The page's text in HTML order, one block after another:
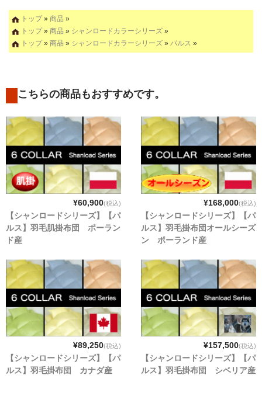
トップ» 商品 »
トップ» 商品 » シャンロードカラーシリーズ »
トップ» 商品 » シャンロードカラーシリーズ » パルス »
こちらの商品もおすすめです。
¥60,900(税込)
【シャンロードシリーズ】【パ
ルス】羽毛肌掛布団 ポーラン
ド産
¥168,000(税込)
【シャンロードシリーズ】【パ
ルス】羽毛掛布団オールシーズ
ン ポーランド産
¥89,250(税込)
【シャンロードシリーズ】【パ
ルス】羽毛掛布団 カナダ産
¥157,500(税込)
【シャンロードシリーズ】【パ
ルス】羽毛掛布団 シベリア産